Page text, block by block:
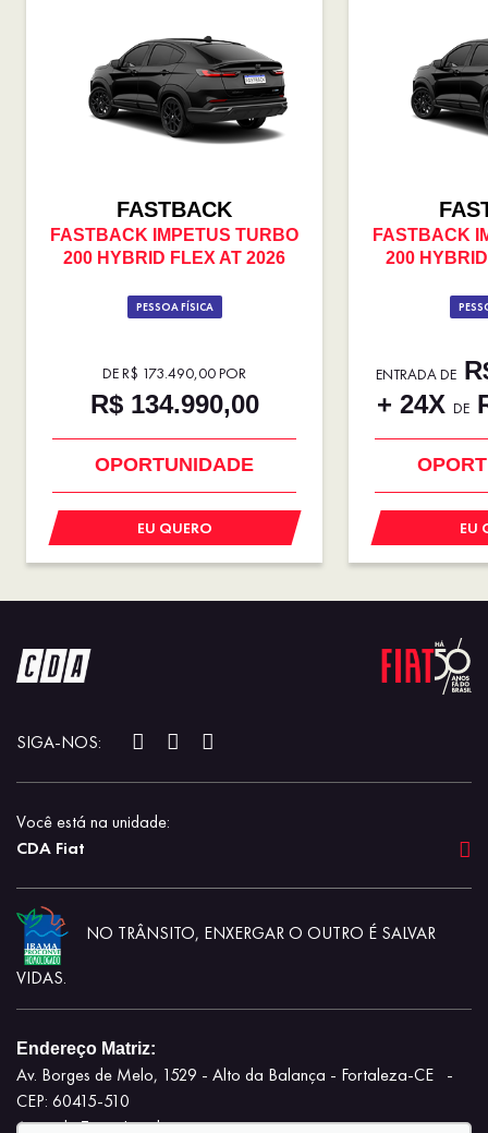
FASTBACK
FASTBACK IMPETUS TURBO
200 HYBRID FLEX AT 2026
PESSOA FÍSICA
DE R$ 173.490,00 POR
R$ 134.990,00
OPORTUNIDADE
EU QUERO
FASTBACK
200
ENTRADA DE
+ 24X DE
EU
SIGA-NOS:
Você está na unidade:
CDA Fiat
NO TRÂNSITO, ENXERGAR O OUTRO É SALVAR
VIDAS.
Endereço Matriz:
Av. Borges de Melo, 1529 - Alto da Balança - Fortaleza-CE
-
CEP: 60415-510
Aviso de Texto Legal